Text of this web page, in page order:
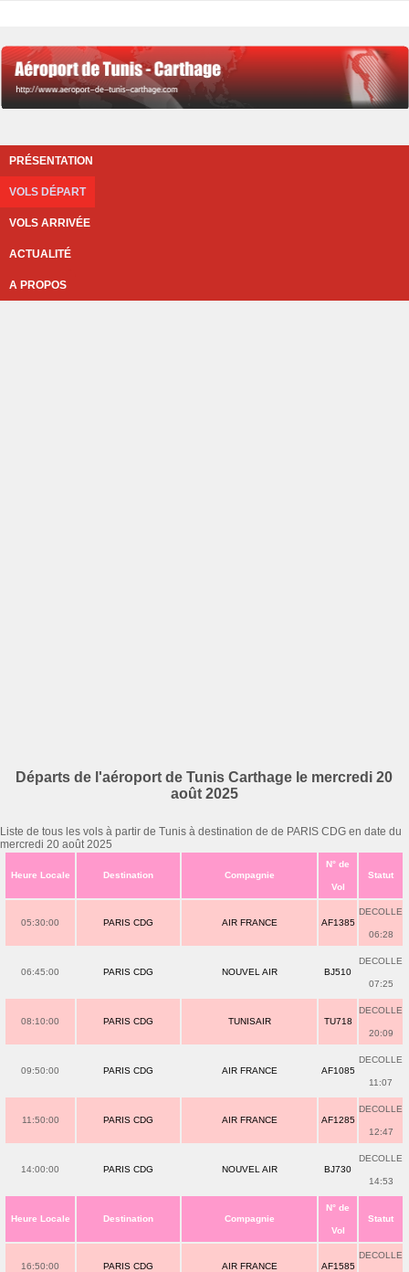
PRÉSENTATION
VOLS DÉPART
VOLS ARRIVÉE
ACTUALITÉ
A PROPOS
Départs de l'aéroport de Tunis Carthage le mercredi 20
août 2025
Liste de tous les vols à partir de Tunis à destination de de PARIS CDG en date du
mercredi 20 août 2025
Heure Locale Destination Compagnie
N° de
Vol
Statut
05:30:00 PARIS CDG AIR FRANCE AF1385
DECOLLE
06:28
06:45:00 PARIS CDG NOUVEL AIR BJ510
DECOLLE
07:25
08:10:00 PARIS CDG TUNISAIR TU718
DECOLLE
20:09
09:50:00 PARIS CDG AIR FRANCE AF1085
DECOLLE
11:07
11:50:00 PARIS CDG AIR FRANCE AF1285
DECOLLE
12:47
14:00:00 PARIS CDG NOUVEL AIR BJ730
DECOLLE
14:53
Heure Locale Destination Compagnie
N° de
Vol
Statut
16:50:00 PARIS CDG AIR FRANCE AF1585
DECOLLE